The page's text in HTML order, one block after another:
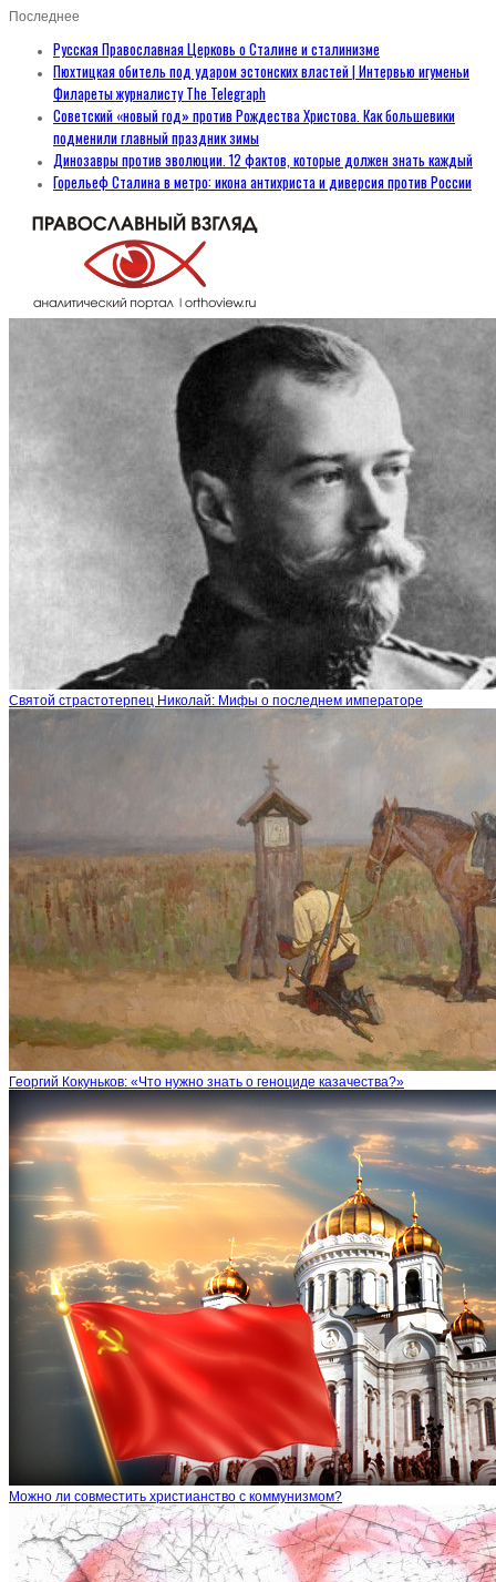
Последнее
Русская Православная Церковь о Сталине и сталинизме
Пюхтицкая обитель под ударом эстонских властей | Интервью игуменьи
Филареты журналисту The Telegraph
Советский «новый год» против Рождества Христова. Как большевики
подменили главный праздник зимы
Динозавры против эволюции. 12 фактов, которые должен знать каждый
Горельеф Сталина в метро: икона антихриста и диверсия против России
Святой страстотерпец Николай: Мифы о последнем императоре
Георгий Кокуньков: «Что нужно знать о геноциде казачества?»
Можно ли совместить христианство с коммунизмом?